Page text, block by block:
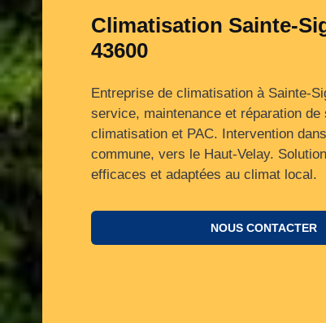
Climatisation Sainte-
43600
Entreprise de climatisation à Sainte-
service, maintenance et réparation de
climatisation et PAC. Intervention
commune, vers le Haut‑Velay.
efficaces et adaptées au climat local.
NOUS CONTACTER